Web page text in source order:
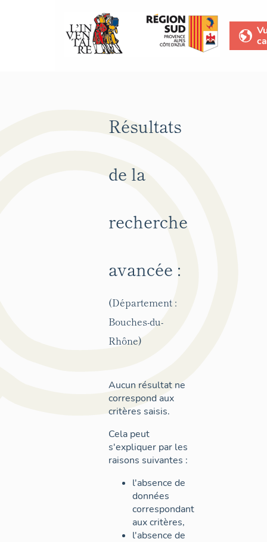
Résultats
de la
recherche
avancée :
(Département :
Bouches-du-
Rhône)
Aucun résultat ne
correspond aux
critères saisis.
Cela peut
s'expliquer par les
raisons suivantes :
l'absence de
données
correspondant
aux critères,
l'absence de